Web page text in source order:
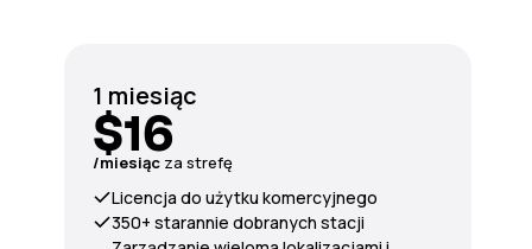
1 miesiąc
$16
/miesiąc za strefę
Licencja do użytku komercyjnego
350+ starannie dobranych stacji